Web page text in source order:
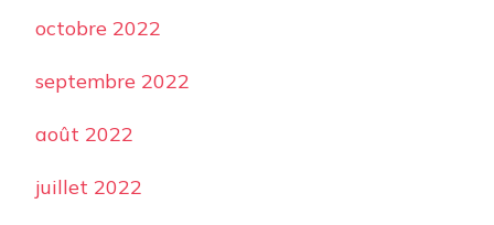
octobre 2022
septembre 2022
août 2022
juillet 2022